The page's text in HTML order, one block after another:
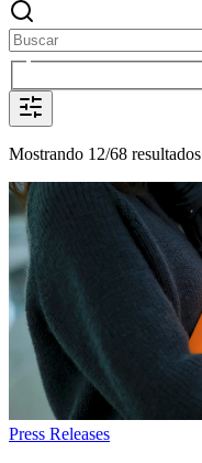
Mostrando 12/68 resultados
Press Releases